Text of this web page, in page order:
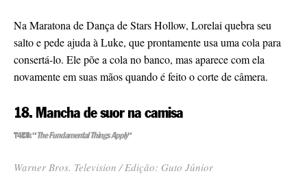
Na Maratona de Dança de Stars Hollow, Lorelai quebra seu
salto e pede ajuda à Luke, que prontamente usa uma cola para
consertá-lo. Ele põe a cola no banco, mas aparece com ela
novamente em suas mãos quando é feito o corte de câmera.
18. Mancha de suor na camisa
T4E5: “The Fundamental Things Apply“
Warner Bros. Television / Edição: Guto Júnior